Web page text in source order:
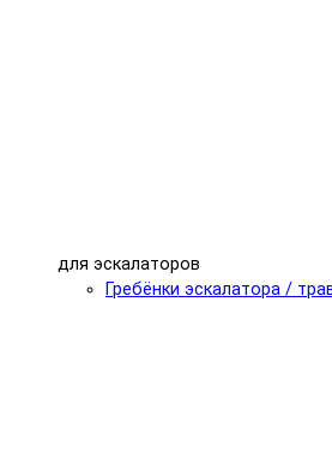
для эскалаторов
Гребёнки эскалатора /